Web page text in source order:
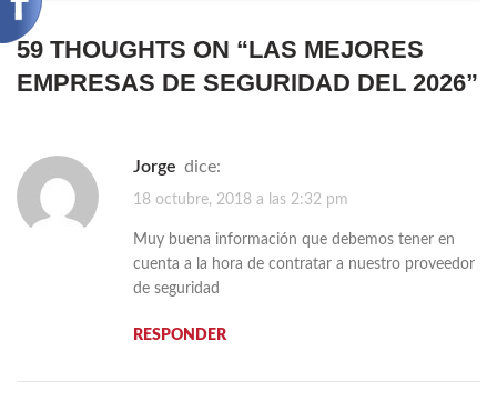
59 THOUGHTS ON “LAS MEJORES
EMPRESAS DE SEGURIDAD DEL 2026”
Jorge dice:
18 octubre, 2018 a las 2:32 pm
Muy buena información que debemos tener en
cuenta a la hora de contratar a nuestro proveedor
de seguridad
RESPONDER